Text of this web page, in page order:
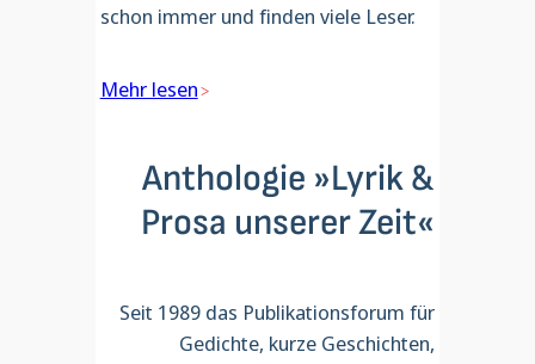
schon immer und finden viele Leser.
Mehr lesen
Anthologie »Lyrik &
Prosa unserer Zeit«
Seit 1989 das Publikationsforum für
Gedichte, kurze Geschichten,